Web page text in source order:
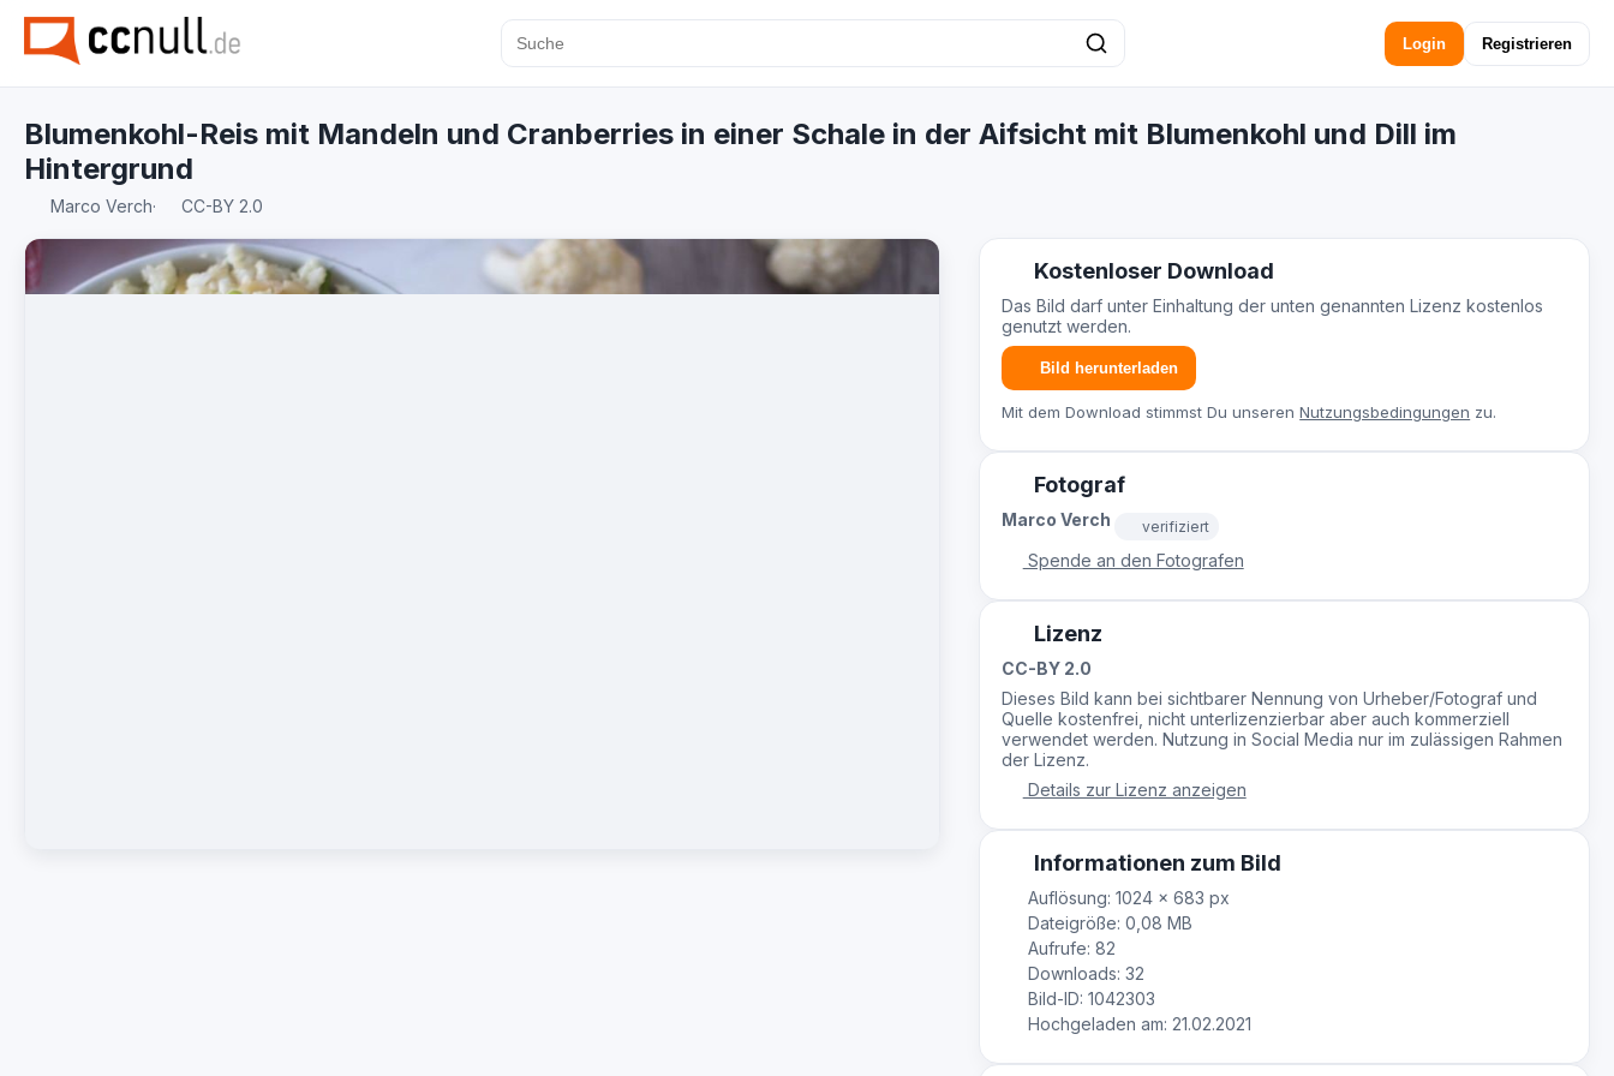
Login Registrieren
Blumenkohl-Reis mit Mandeln und Cranberries in einer Schale in der Aifsicht mit Blumenkohl und Dill im
Hintergrund
Marco Verch· CC-BY 2.0
Kostenloser Download
Das Bild darf unter Einhaltung der unten genannten Lizenz kostenlos
genutzt werden.
Bild herunterladen
Mit dem Download stimmst Du unserenNutzungsbedingungen zu.
Fotograf
Marco Verch verifiziert
Spende an den Fotografen
Lizenz
CC-BY 2.0
Dieses Bild kann bei sichtbarer Nennung von Urheber/Fotograf und
Quelle kostenfrei, nicht unterlizenzierbar aber auch kommerziell
verwendet werden. Nutzung in Social Media nur im zulässigen Rahmen
der Lizenz.
Details zur Lizenz anzeigen
Informationen zum Bild
Auflösung: 1024 × 683 px
Dateigröße: 0,08 MB
Aufrufe: 82
Downloads: 32
Bild-ID: 1042303
Hochgeladen am: 21.02.2021